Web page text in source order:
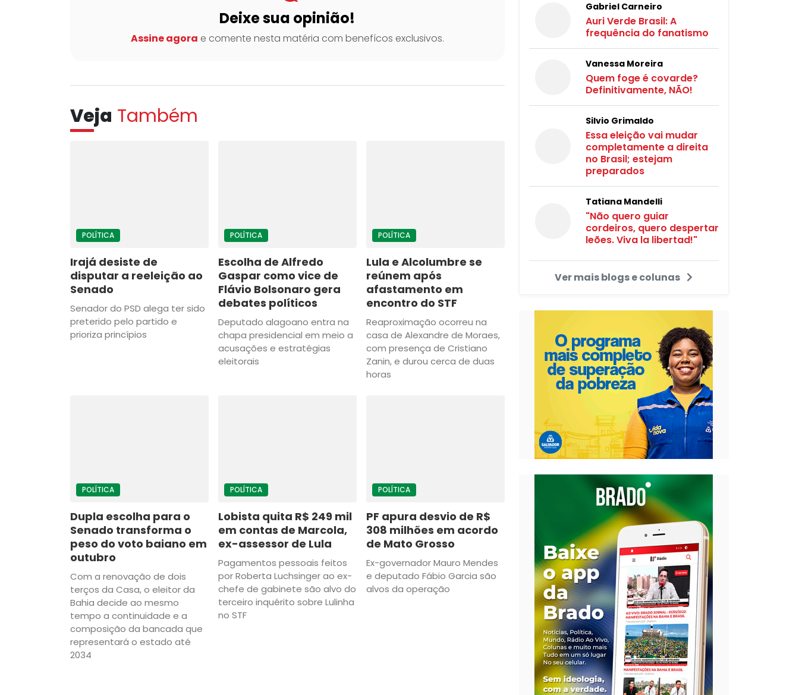
Deixe sua opinião!
Assine agora e comente nesta matéria com benefícos exclusivos.
Veja Também
POLÍTICA
Irajá desiste de
disputar a reeleição ao
Senado
Senador do PSD alega ter sido
preterido pelo partido e
prioriza princípios
POLÍTICA
Escolha de Alfredo
Gaspar como vice de
Flávio Bolsonaro gera
debates políticos
Deputado alagoano entra na
chapa presidencial em meio a
acusações e estratégias
eleitorais
POLÍTICA
Lula e Alcolumbre se
reúnem após
afastamento em
encontro do STF
Reaproximação ocorreu na
casa de Alexandre de Moraes,
com presença de Cristiano
Zanin, e durou cerca de duas
horas
POLÍTICA
Dupla escolha para o
Senado transforma o
peso do voto baiano em
outubro
Com a renovação de dois
terços da Casa, o eleitor da
Bahia decide ao mesmo
tempo a continuidade e a
composição da bancada que
representará o estado até
2034
POLÍTICA
Lobista quita R$ 249 mil
em contas de Marcola,
ex-assessor de Lula
Pagamentos pessoais feitos
por Roberta Luchsinger ao ex-
chefe de gabinete são alvo do
terceiro inquérito sobre Lulinha
no STF
POLÍTICA
PF apura desvio de R$
308 milhões em acordo
de Mato Grosso
Ex-governador Mauro Mendes
e deputado Fábio Garcia são
alvos da operação
Gabriel Carneiro
Auri Verde Brasil: A
frequência do fanatismo
Vanessa Moreira
Quem foge é covarde?
Definitivamente, NÃO!
Silvio Grimaldo
Essa eleição vai mudar
completamente a direita
no Brasil; estejam
preparados
Tatiana Mandelli
"Não quero guiar
cordeiros, quero despertar
leões. Viva la libertad!"
Ver mais blogs e colunas